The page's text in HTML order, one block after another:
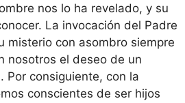
nos lo ha revelado, y su
La invocación del Padre
misterio con asombro siempre
nosotros el deseo de un
Por consiguiente, con la
conscientes de ser hijos